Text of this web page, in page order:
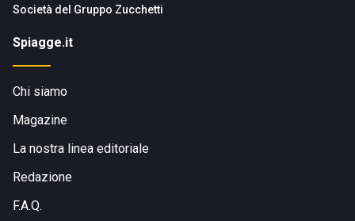
Società del Gruppo Zucchetti
Spiagge.it
Chi siamo
Magazine
La nostra linea editoriale
Redazione
F.A.Q.